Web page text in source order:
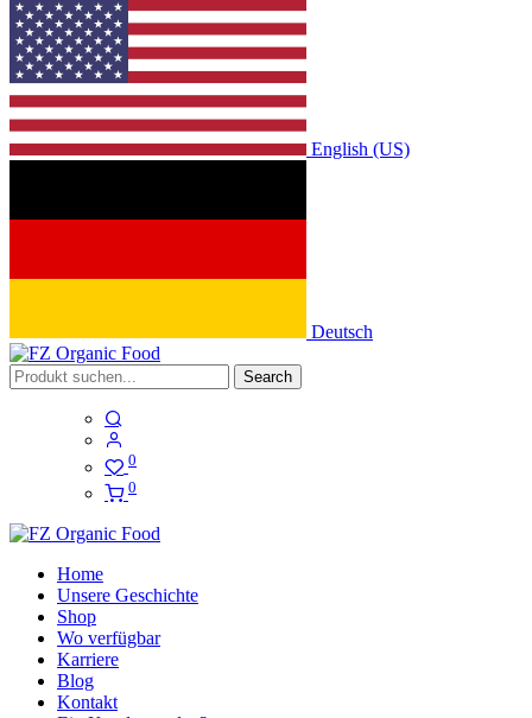
English (US)
Deutsch
Search
0
0
Home
Unsere Geschichte
Shop
Wo verfügbar
Karriere
Blog
Kontakt